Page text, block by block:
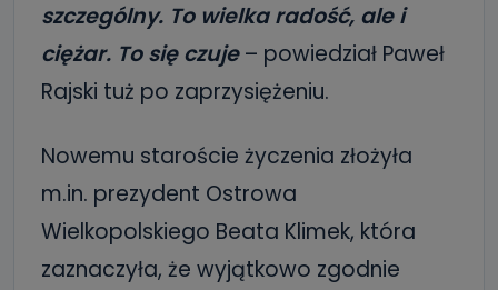
szczególny. To wielka radość, ale i
ciężar. To się czuje– powiedział Paweł
Rajski tuż po zaprzysiężeniu.
Nowemu staroście życzenia złożyła
m.in. prezydent Ostrowa
Wielkopolskiego Beata Klimek, która
zaznaczyła, że wyjątkowo zgodnie